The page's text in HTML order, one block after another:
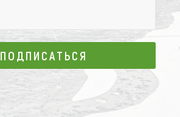
ПОДПИСАТЬСЯ
ПОДПИСАТЬСЯ